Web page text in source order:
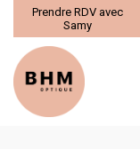
Prendre RDV avec
Samy